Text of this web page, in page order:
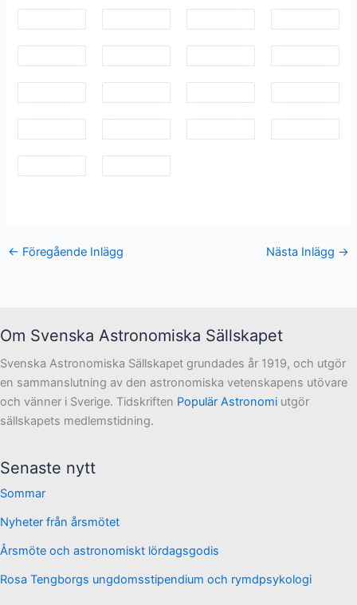
← Föregående Inlägg Nästa Inlägg →
Om Svenska Astronomiska Sällskapet
Svenska Astronomiska Sällskapet grundades år 1919, och utgör
en sammanslutning av den astronomiska vetenskapens utövare
och vänner i Sverige. Tidskriften Populär Astronomi utgör
sällskapets medlemstidning.
Senaste nytt
Sommar
Nyheter från årsmötet
Årsmöte och astronomiskt lördagsgodis
Rosa Tengborgs ungdomsstipendium och rymdpsykologi